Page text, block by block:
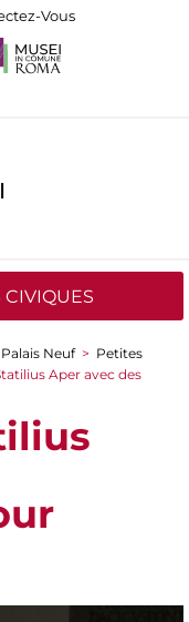
Vous
CIVIQUES
Palais Neuf > Petites
Aper avec des